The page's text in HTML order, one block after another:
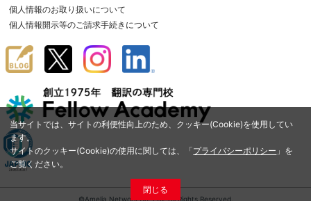
当サイトでは、サイトの利便性向上のため、クッキー(Cookie)を使用してい
ます。
サイトのクッキー(Cookie)の使用に関しては、「プライバシーポリシー 」を
ご覧ください。
閉じる
個人情報のお取り扱いについて
個人情報開示等のご請求手続きについて
©Amelia Network Co.,Ltd. All Rights Reserved.